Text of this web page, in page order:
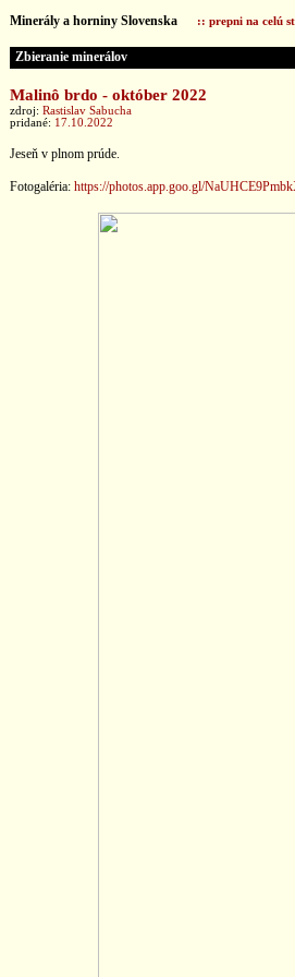
Minerály a horniny Slovenska :: prepni na celú
Zbieranie minerálov
Malinô brdo - október 2022
zdroj: Rastislav Sabucha
pridané: 17.10.2022
Jeseň v plnom prúde.
Fotogaléria: https://photos.app.goo.gl/